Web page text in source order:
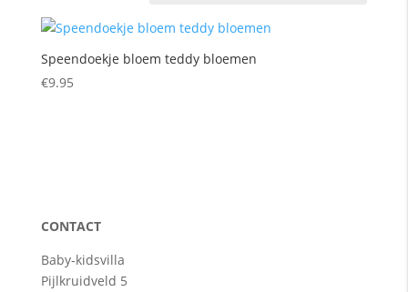
Speendoekje bloem teddy bloemen
€9.95
CONTACT
Baby-kidsvilla
Pijlkruidveld 5